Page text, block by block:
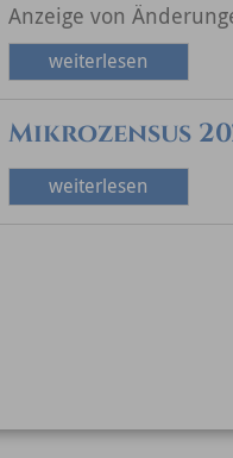
Anzeige von
weiterlesen
Mikrozensus
weiterlesen